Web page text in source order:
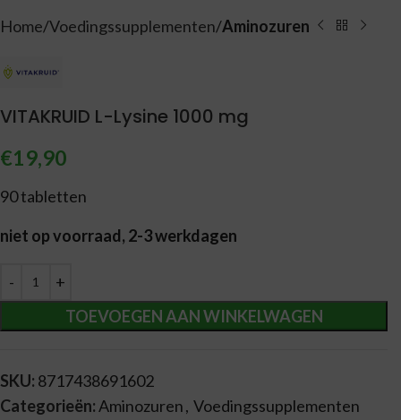
Home Voedingssupplementen Aminozuren
VITAKRUID L-Lysine 1000 mg
€19,90
90 tabletten
niet op voorraad, 2-3 werkdagen
TOEVOEGEN AAN WINKELWAGEN
Alternative:
SKU: 8717438691602
Categorieën: Aminozuren, Voedingssupplementen